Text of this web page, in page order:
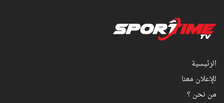
الرئيسية
للإعلان معنا
من نحن ؟